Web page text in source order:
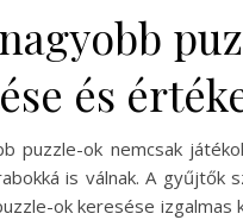
és
puzzle-ok nemcsak
is válnak. A gyűjtők
ok keresése izgalmas